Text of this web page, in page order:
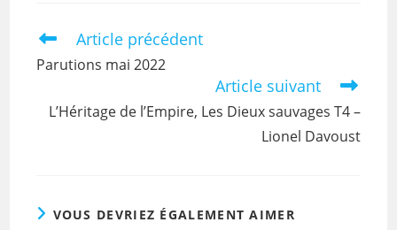
Article précédent
Parutions mai 2022
Article suivant
L’Héritage de l’Empire, Les Dieux sauvages T4 –
Lionel Davoust
VOUS DEVRIEZ ÉGALEMENT AIMER